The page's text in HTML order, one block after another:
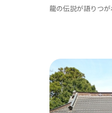
勝浦市
いすみ市
大多喜町
御宿町
龍の伝説が語りつ